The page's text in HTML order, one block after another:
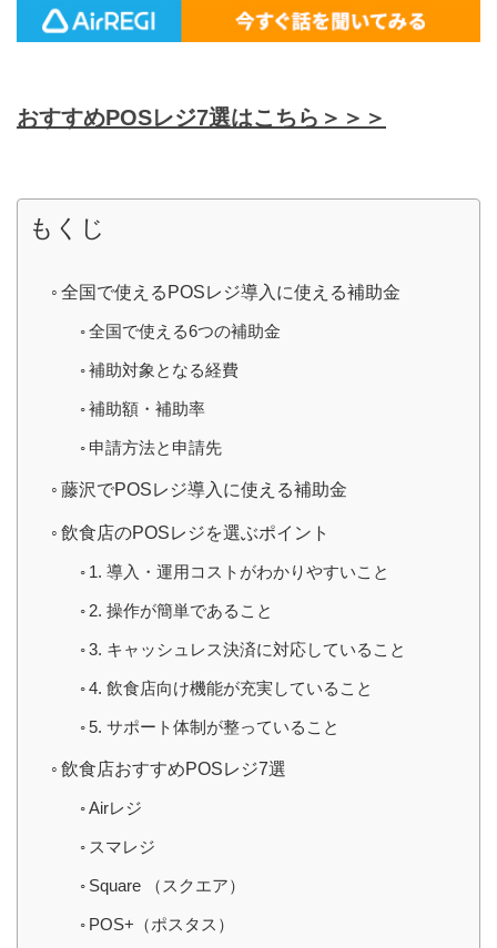
おすすめPOSレジ7選はこちら＞＞＞
もくじ
全国で使えるPOSレジ導入に使える補助金
全国で使える6つの補助金
補助対象となる経費
補助額・補助率
申請方法と申請先
藤沢でPOSレジ導入に使える補助金
飲食店のPOSレジを選ぶポイント
1. 導入・運用コストがわかりやすいこと
2. 操作が簡単であること
3. キャッシュレス決済に対応していること
4. 飲食店向け機能が充実していること
5. サポート体制が整っていること
飲食店おすすめPOSレジ7選
Airレジ
スマレジ
Square （スクエア）
POS+（ポスタス）